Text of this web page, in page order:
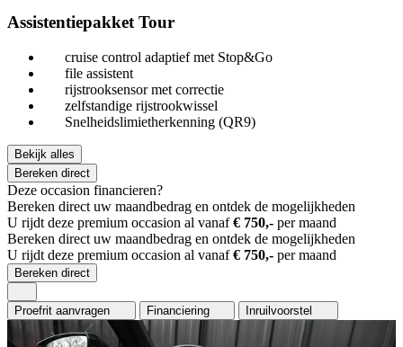
Assistentiepakket Tour
cruise control adaptief met Stop&Go
file assistent
rijstrooksensor met correctie
zelfstandige rijstrookwissel
Snelheidslimietherkenning (QR9)
Bekijk alles
Bereken direct
Deze occasion financieren?
Bereken direct uw maandbedrag en ontdek de mogelijkheden
U rijdt deze premium occasion al vanaf€ 750,- per maand
Bereken direct uw maandbedrag en ontdek de mogelijkheden
U rijdt deze premium occasion al vanaf€ 750,- per maand
Bereken direct
Proefrit aanvragen Financiering Inruilvoorstel